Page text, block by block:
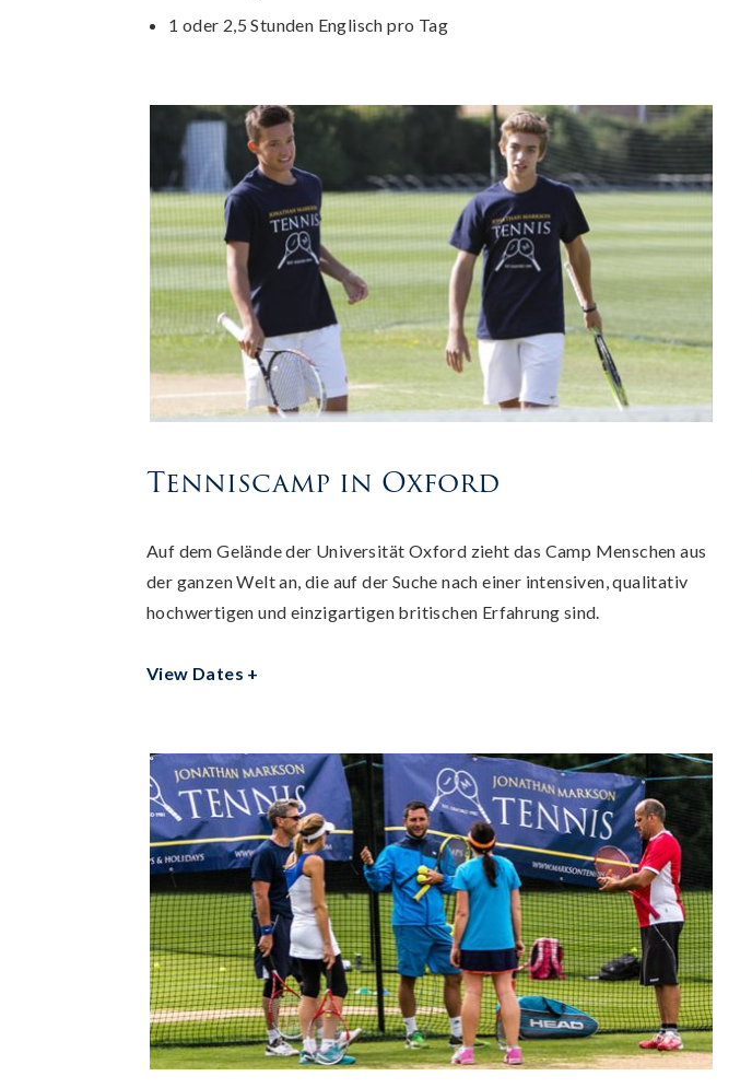
1 oder 2,5 Stunden Englisch pro Tag
Tenniscamp in Oxford
Auf dem Gelände der Universität Oxford zieht das Camp Menschen aus
der ganzen Welt an, die auf der Suche nach einer intensiven, qualitativ
hochwertigen und einzigartigen britischen Erfahrung sind.
View Dates +